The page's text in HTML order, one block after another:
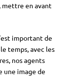
mettre en avant
important de
temps, avec les
nos agents
une image de